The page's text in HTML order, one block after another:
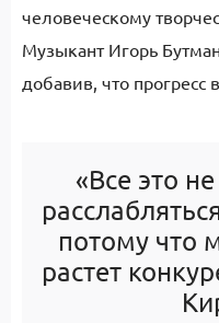
человеческому
Музыкант Игорь
добавив, что прогресс
«Все это
потому что
растет